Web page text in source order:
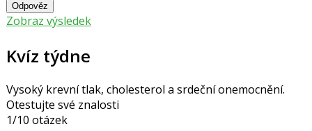
Odpověz
Zobraz výsledek
Kvíz týdne
Vysoký krevní tlak, cholesterol a srdeční onemocnění.
Otestujte své znalosti
1/10 otázek